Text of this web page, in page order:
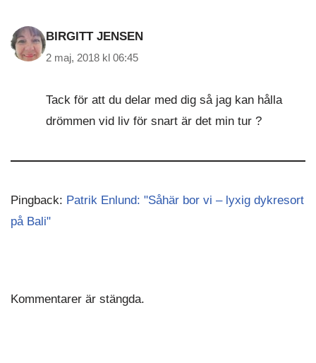
BIRGITT JENSEN
2 maj, 2018 kl 06:45
Tack för att du delar med dig så jag kan hålla
drömmen vid liv för snart är det min tur ?
Pingback: Patrik Enlund: "Såhär bor vi – lyxig dykresort
på Bali"
Kommentarer är stängda.